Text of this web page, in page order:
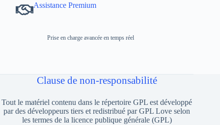
Assistance Premium
Prise en charge avancée en temps réel
Clause de non-responsabilité
Tout le matériel contenu dans le répertoire GPL est développé
par des développeurs tiers et redistribué par GPL Love selon
les termes de la licence publique générale (GPL)